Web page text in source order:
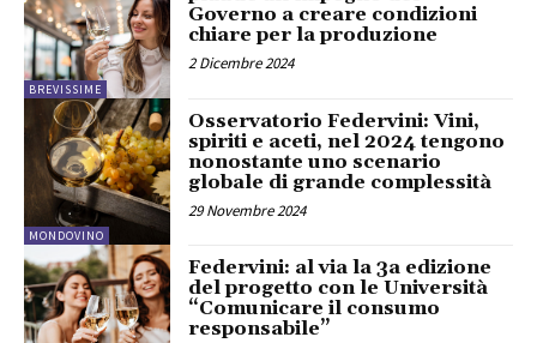
BREVISSIME
Governo a creare condizioni
chiare per la produzione
2 Dicembre 2024
MONDOVINO
Osservatorio Federvini: Vini,
spiriti e aceti, nel 2024 tengono
nonostante uno scenario
globale di grande complessità
29 Novembre 2024
Federvini: al via la 3a edizione
del progetto con le Università
“Comunicare il consumo
responsabile”